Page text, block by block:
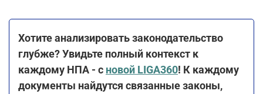
Хотите анализировать законодательство
глубже? Увидьте полный контекст к
каждому НПА - с новой LIGA360! К каждому
документы найдутся связанные законы,